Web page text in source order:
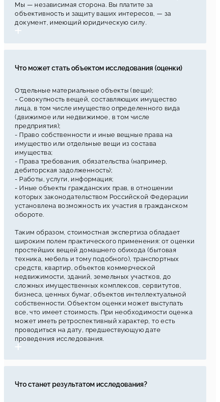
Мы — независимая сторона. Вы платите за
объективность и защиту ваших интересов, — за
документ, имеющий юридическую силу.
Что может стать объектом исследования (оценки)
Отдельные материальные объекты (вещи);
- Совокупность вещей, составляющих имущество
лица, в том числе имущество определенного вида
(движимое или недвижимое, в том числе
предприятия);
- Право собственности и иные вещные права на
имущество или отдельные вещи из состава
имущества;
- Права требования, обязательства (например,
дебиторская задолженность);
- Работы, услуги, информация;
- Иные объекты гражданских прав, в отношении
которых законодательством Российской Федерации
установлена возможность их участия в гражданском
обороте.
Таким образом, стоимостная экспертиза обладает
широким полем практического применения: от оценки
простейших вещей домашнего обихода (бытовая
техника, мебель и тому подобного), транспортных
средств, квартир, объектов коммерческой
недвижимости, зданий, земельных участков, до
сложных имущественных комплексов, сервитутов,
бизнеса, ценных бумаг, объектов интеллектуальной
собственности. Объектом оценки может выступать
все, что имеет стоимость. При необходимости оценка
может иметь ретроспективный характер, то есть
проводиться на дату, предшествующую дате
проведения исследования.
Что станет результатом исследования?